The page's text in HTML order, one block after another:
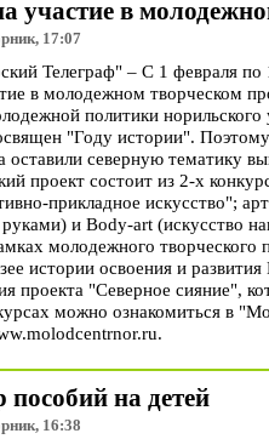
участие в
17:07
Телеграф" – С 1 февраля по
в молодежном творческом
политики
"Году истории".
оставили северную тематику
проект состоит из 2-х
прикладное искусство";
и Body-art (искусство
молодежного творческого
истории освоения и
проекта "Северное сияние",
можно ознакомиться в
пособий на детей
16:38